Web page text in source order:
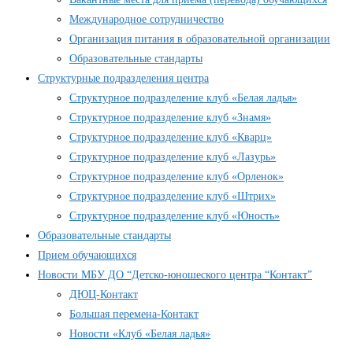
Международное сотрудничество
Организация питания в образовательной организации
Образовательные стандарты
Структурные подразделения центра
Структурное подразделение клуб «Белая ладья»
Структурное подразделение клуб «Знамя»
Структурное подразделение клуб «Кварц»
Структурное подразделение клуб «Лазурь»
Структурное подразделение клуб «Орленок»
Структурное подразделение клуб «Штрих»
Структурное подразделение клуб «Юность»
Образовательные стандарты
Прием обучающихся
Новости МБУ ДО “Детско-юношеского центра “Контакт”
ДЮЦ-Контакт
Большая перемена-Контакт
Новости «Клуб «Белая ладья»